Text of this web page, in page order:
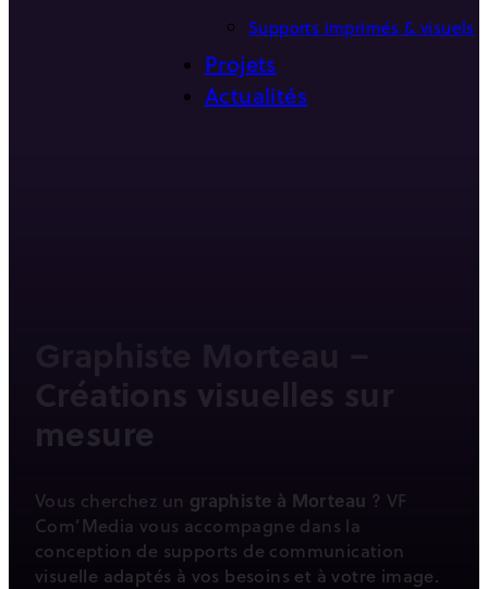
Supports imprimés & visuels
Projets
Actualités
mesure
Vous cherchez un graphiste à Morteau ? VF
Com’Media vous accompagne dans la
conception de supports de communication
visuelle adaptés à vos besoins et à votre image.